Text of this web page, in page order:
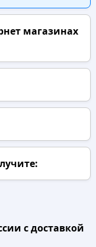
магазинах
с доставкой